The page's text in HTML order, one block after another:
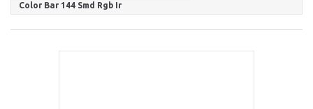
Color Bar 144 Smd Rgb Ir